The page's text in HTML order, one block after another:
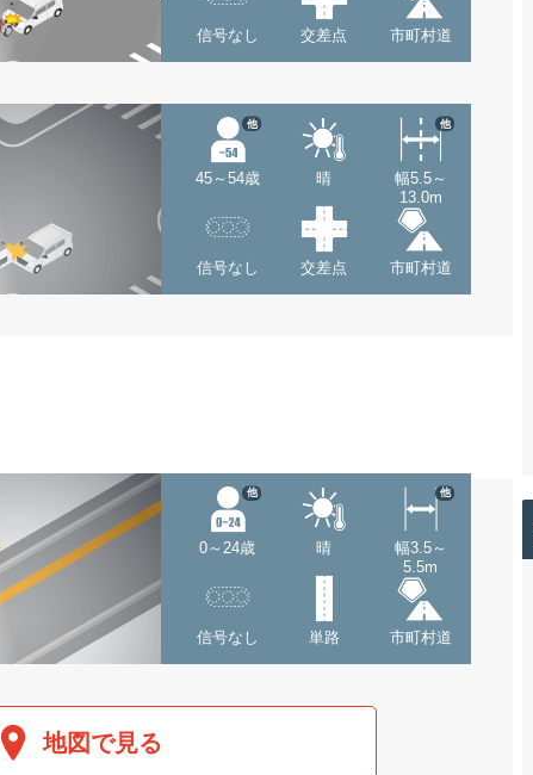
信号なし 交差点 市町村道
45～54歳
他
晴
幅5.5～
13.0m
他
信号なし 交差点 市町村道
0～24歳
他
晴
幅3.5～
5.5m
他
信号なし 単路 市町村道
地図で見る